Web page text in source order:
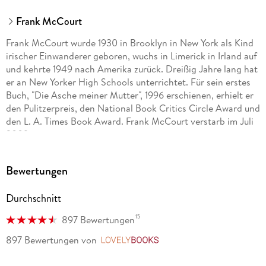
Frank McCourt
Frank McCourt wurde 1930 in Brooklyn in New York als Kind
irischer Einwanderer geboren, wuchs in Limerick in Irland auf
und kehrte 1949 nach Amerika zurück. Dreißig Jahre lang hat
er an New Yorker High Schools unterrichtet. Für sein erstes
Buch, "Die Asche meiner Mutter", 1996 erschienen, erhielt er
den Pulitzerpreis, den National Book Critics Circle Award und
den L. A. Times Book Award. Frank McCourt verstarb im Juli
2009.
Bewertungen
Durchschnitt
897 Bewertungen15
897 Bewertungen von